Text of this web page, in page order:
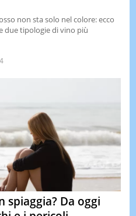
non sta solo nel colore: ecco
due tipologie di vino più
spiaggia? Da oggi